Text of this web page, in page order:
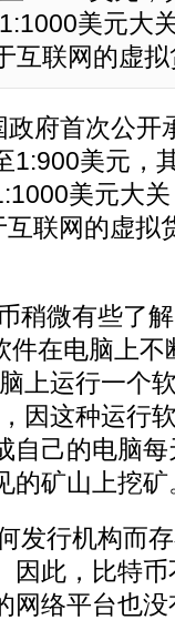
美元大
互联网的虚
府首次公开
1:900美元，
美元大
互联网的虚拟
稍微有些了
件在电脑上
上运行一个
因这种运行
自己的电脑
的矿山上挖矿
发行机构而
因此，比特
网络平台也